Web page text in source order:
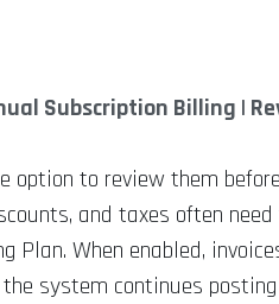
Subscription Billing |
option to review them
and taxes often need
When enabled,
system continues